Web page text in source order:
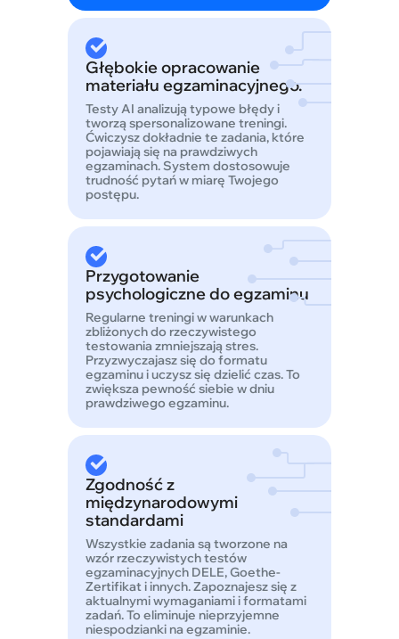
Głębokie opracowanie
materiału egzaminacyjnego.
Testy AI analizują typowe błędy i
tworzą spersonalizowane treningi.
Ćwiczysz dokładnie te zadania, które
pojawiają się na prawdziwych
egzaminach. System dostosowuje
trudność pytań w miarę Twojego
postępu.
Przygotowanie
psychologiczne do egzaminu
Regularne treningi w warunkach
zbliżonych do rzeczywistego
testowania zmniejszają stres.
Przyzwyczajasz się do formatu
egzaminu i uczysz się dzielić czas. To
zwiększa pewność siebie w dniu
prawdziwego egzaminu.
Zgodność z
międzynarodowymi
standardami
Wszystkie zadania są tworzone na
wzór rzeczywistych testów
egzaminacyjnych DELE, Goethe-
Zertifikat i innych. Zapoznajesz się z
aktualnymi wymaganiami i formatami
zadań. To eliminuje nieprzyjemne
niespodzianki na egzaminie.